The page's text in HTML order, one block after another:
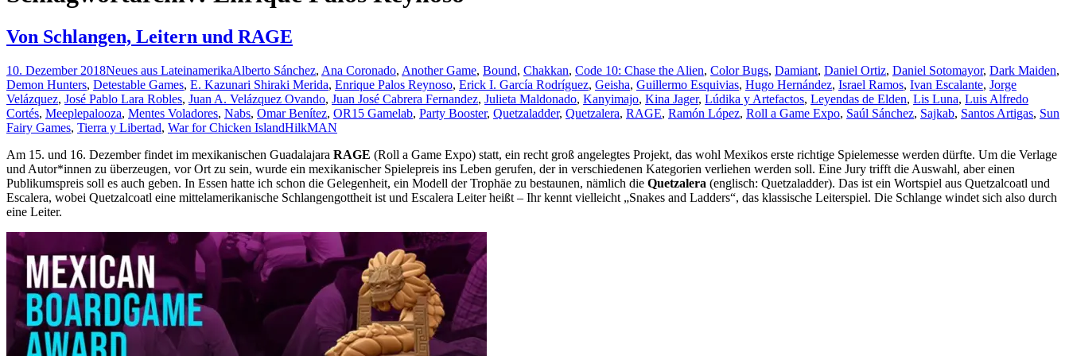
Von Schlangen, Leitern und RAGE
10. Dezember 2018Neues aus LateinamerikaAlberto Sánchez, Ana Coronado, Another Game, Bound, Chakkan, Code 10: Chase the Alien, Color Bugs, Damiant, Daniel Ortiz, Daniel Sotomayor, Dark Maiden,
Demon Hunters, Detestable Games, E. Kazunari Shiraki Merida, Enrique Palos Reynoso, Erick I. García Rodríguez, Geisha, Guillermo Esquivias, Hugo Hernández, Israel Ramos, Ivan Escalante, Jorge
Velázquez, José Pablo Lara Robles, Juan A. Velázquez Ovando, Juan José Cabrera Fernandez, Julieta Maldonado, Kanyimajo, Kina Jager, Lúdika y Artefactos, Leyendas de Elden, Lis Luna, Luis Alfredo
Cortés, Meeplepalooza, Mentes Voladores, Nabs, Omar Benítez, OR15 Gamelab, Party Booster, Quetzaladder, Quetzalera, RAGE, Ramón López, Roll a Game Expo, Saúl Sánchez, Sajkab, Santos Artigas, Sun
Fairy Games, Tierra y Libertad, War for Chicken IslandHilkMAN
Am 15. und 16. Dezember findet im mexikanischen Guadalajara RAGE (Roll a Game Expo) statt, ein recht groß angelegtes Projekt, das wohl Mexikos erste richtige Spielemesse werden dürfte. Um die Verlage
und Autor*innen zu überzeugen, vor Ort zu sein, wurde ein mexikanischer Spielepreis ins Leben gerufen, der in verschiedenen Kategorien verliehen werden soll. Eine Jury trifft die Auswahl, aber einen
Publikumspreis soll es auch geben. In Essen hatte ich schon die Gelegenheit, ein Modell der Trophäe zu bestaunen, nämlich die Quetzalera (englisch: Quetzaladder). Das ist ein Wortspiel aus Quetzalcoatl und
Escalera, wobei Quetzalcoatl eine mittelamerikanische Schlangengottheit ist und Escalera Leiter heißt – Ihr kennt vielleicht „Snakes and Ladders“, das klassische Leiterspiel. Die Schlange windet sich also durch
eine Leiter.